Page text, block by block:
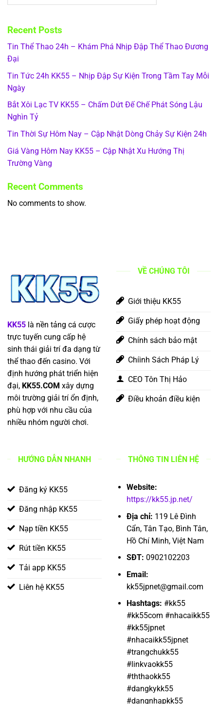
Recent Posts
Tin Thể Thao 24h – Khám Phá Nhịp Đập Thể Thao Đương
Đại
Tin Tức 24h KK55 – Nhịp Đập Sự Kiện Trong Tầm Tay Mỗi
Ngày
Bắt Xôi Lạc TV KK55 – Chấm Dứt Đế Chế Phát Sóng Lậu
Nghìn Tỷ
Tin Thời Sự Hôm Nay – Cập Nhật Dòng Chảy Sự Kiện 24h
Giá Vàng Hôm Nay KK55 – Cập Nhật Xu Hướng Thị
Trường Vàng
Recent Comments
No comments to show.
KK55 là nền tảng cá cược
trực tuyến cung cấp hệ
sinh thái giải trí đa dạng từ
thể thao đến casino. Với
định hướng phát triển hiện
đại, KK55.COM xây dựng
môi trường giải trí ổn định,
phù hợp với nhu cầu của
nhiều nhóm người chơi.
VỀ CHÚNG TÔI
Giới thiệu KK55
Giấy phép hoạt động
Chính sách bảo mật
Chíinh Sách Pháp Lý
CEO Tôn Thị Hảo
Điều khoản điều kiện
HƯỚNG DẪN NHANH
Đăng ký KK55
Đăng nhập KK55
Nạp tiền KK55
Rút tiền KK55
Tải app KK55
Liên hệ KK55
THÔNG TIN LIÊN HỆ
Website:
https://kk55.jp.net/
Địa chỉ: 119 Lê Đình
Cẩn, Tân Tạo, Bình Tân,
Hồ Chí Minh, Việt Nam
SĐT: 0902102203
Email:
kk55jpnet@gmail.com
Hashtags: #kk55
#kk55com #nhacaikk55
#kk55jpnet
#nhacaikk55jpnet
#trangchukk55
#linkvaokk55
#ththaokk55
#dangkykk55
#dangnhapkk55